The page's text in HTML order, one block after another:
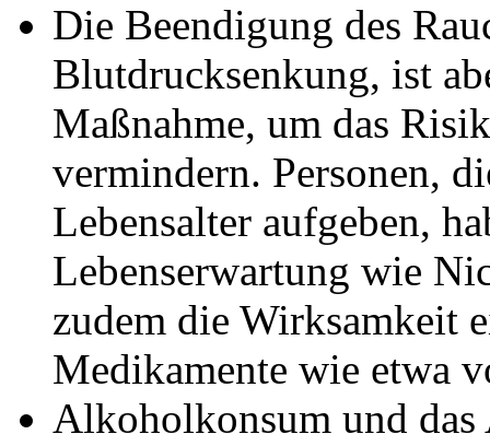
Die Beendigung des
Blutdrucksenkung, ist
Maßnahme, um das
vermindern. Personen,
Lebensalter aufgeben,
Lebenserwartung wie
zudem die Wirksamkeit
Medikamente wie etwa
Alkoholkonsum und